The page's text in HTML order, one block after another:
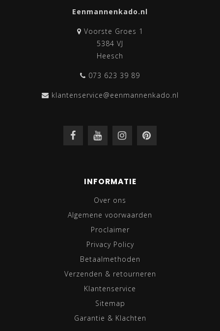
Eenmannenkado.nl
Voorste Groes 1
5384 VJ
Heesch
073 623 39 89
klantenservice@eenmannenkado.nl
INFORMATIE
Over ons
Algemene voorwaarden
Proclaimer
Privacy Policy
Betaalmethoden
Verzenden & retourneren
Klantenservice
Sitemap
Garantie & Klachten